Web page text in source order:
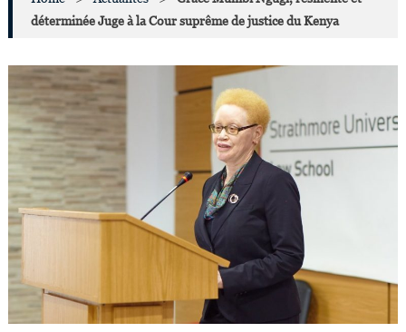
déterminée Juge à la Cour suprême de justice du Kenya